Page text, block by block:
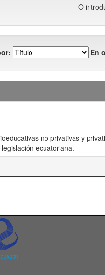
O
En
no privativas y
ecuatoriana.